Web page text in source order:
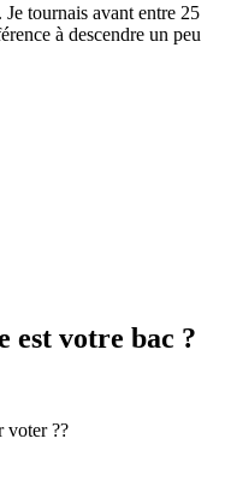
tournais avant entre 25
à descendre un peu
est votre bac ?
voter ??